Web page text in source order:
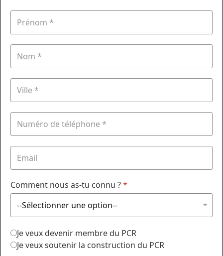
Comment nous as-tu connu ?*
Je veux devenir membre du PCR
Je veux soutenir la construction du PCR